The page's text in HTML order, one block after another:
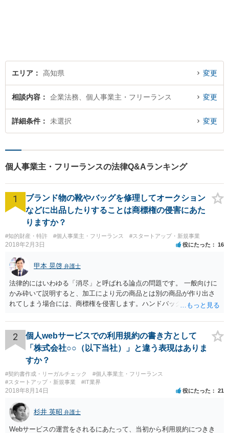
エリア 高知県 変更
相談内容 企業法務、個人事業主・フリーランス 変更
詳細条件 未選択 変更
個人事業主・フリーランスの法律Q&Aランキング
1
ブランド物の靴やバッグを修理してオークション
などに出品したりすることは商標権の侵害にあた
りますか？
#知的財産・特許 #個人事業主・フリーランス #スタートアップ・新規事業
2018年2月3日 役にたった 16
甲本 晃啓 弁護士
法律的にはいわゆる「消尽」と呼ばれる論点の問題です。 一般向けに
かみ砕いて説明すると、加工により元の商品とは別の商品が作り出さ
れてしまう場合には、商標権を侵害します。ハンドバッグをポーチに
ための加工（一般にいう修理）は、商標権を侵害しません。 商標権者
は、その商品を売ったときに対価を回収しているので、商標権は用い
尽くされている（用尽、消尽といいます。）と解釈されます。他方
で、商標権者の預かり知らないところで、販売した商品から別の商品
（コピー品やリメイク品）が作りだされてしまうと、その商品が仮に
酷い品質であれば、商標権者のブランドイメージが傷ついてしまいま
すし、その証商標権者にクレームが来てしまいますので、商標権を侵
害します。その商品が流通すれば商標権（ロゴマーク等）に対する一
般消費者の信頼も害することになります。また、本来商標権者に入る
べき利益が入らないことになります。 修理だけではそのような問題は
生じません。
2
個人webサービスでの利用規約の書き方として
「株式会社○○（以下当社）」と違う表現はありま
すか？
#契約書作成・リーガルチェック
#個人事業主・フリーランス
#スタートアップ・新規事業
#IT業界
2018年8月14日 役にたった 21
杉井 英昭 弁護士
Webサービスの運営をされるにあたって、当初から利用規約につきき